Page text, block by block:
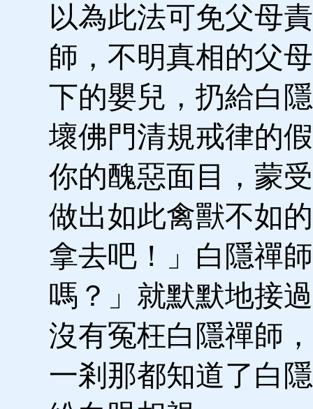
以為此法可免父母
師，不明真相的父
下的嬰兒，扔給白
壞佛門清規戒律的
你的醜惡面目，蒙
做出如此禽獸不如
拿去吧！」白隱禪
嗎？」就默默地接
沒有冤枉白隱禪師
一剎那都知道了白